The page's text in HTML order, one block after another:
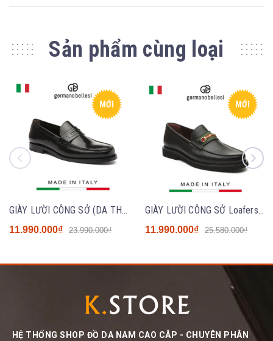
Sản phẩm cùng loại
MỚI
GIÀY LƯỜI CÔNG SỞ (DA THẬT) - GERMANO BELLESI 182- SẢN XUẤT THỦ CÔNG TẠI ITALY
11.990.000₫ 23.990.000₫
MỚI
GIÀY LƯỜI CÔNG SỞ Loafers - GERMANO BELLESI 315- SẢN XUẤT THỦ CÔNG TẠI ITALY
11.990.000₫ 25.580.000₫
HỆ THỐNG SHOP ĐỒ DA NAM CAO CÂP - CHUYÊN PHÂN